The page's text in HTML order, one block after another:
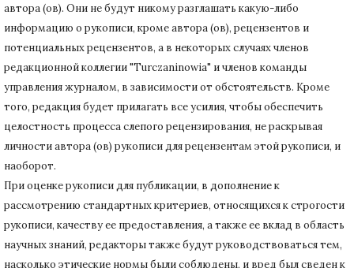
автора (ов). Они не будут никому разглашать какую-либо
информацию о рукописи, кроме автора (ов), рецензентов и
потенциальных рецензентов, а в некоторых случаях членов
редакционной коллегии "Turczaninowia" и членов команды
управления журналом, в зависимости от обстоятельств. Кроме
того, редакция будет прилагать все усилия, чтобы обеспечить
целостность процесса слепого рецензирования, не раскрывая
личности автора (ов) рукописи для рецензентам этой рукописи, и
наоборот.
При оценке рукописи для публикации, в дополнение к
рассмотрению стандартных критериев, относящихся к строгости
рукописи, качеству ее предоставления, а также ее вклад в область
научных знаний, редакторы также будут руководствоваться тем,
насколько этические нормы были соблюдены, и вред был сведен к